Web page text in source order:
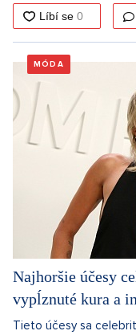
MÓDA
Najhoršie účesy
vypĺznuté kura a
Tieto účesy sa